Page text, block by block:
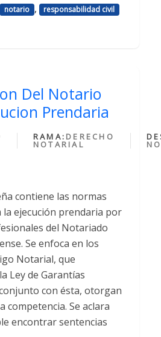
notario , responsabilidad civil
Del Notario
Prendaria
RAMA: DERECHO
NOTARIAL
contiene las normas
ejecución prendaria por
del Notariado
Se enfoca en los
Notarial, que
Ley de Garantías
con ésta, otorgan
competencia. Se aclara
encontrar sentencias